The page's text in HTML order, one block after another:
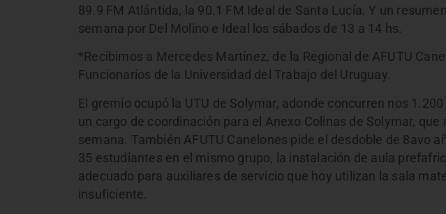
89.9 FM Atlántida, la 90.1 FM Ideal de Santa Lucía. Y un
semana por Del Molino e Ideal los sábados de 13 a 14 hs.
*Recibimos a Mercedes Martínez, de la Regional de AFUTU
Funcionarios de la Universidad del Trabajo del Uruguay.
El gremio ocupó la UTU de Solymar, adonde concurren nos
un cargo de coordinación para el Anexo Colinas de Solymar, que
semana. También AFUTU Canelones pide el desdoble de 8avo
35 estudiantes en el mismo grupo, la instalación de aula
adecuado para auxiliares de servicio que hoy utilizan la sala
insuficiente.